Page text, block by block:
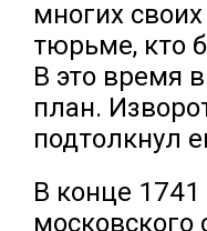
многих
тюрьме, кто
В это время
план.
подтолкнул
В конце
московского